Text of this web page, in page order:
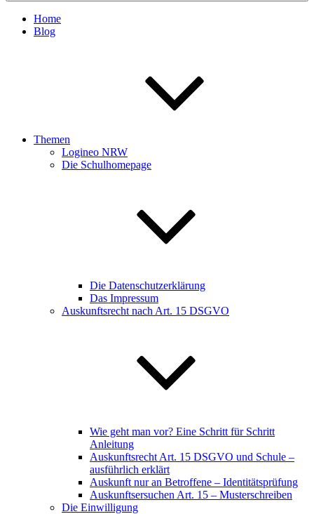
Home
Blog
Themen
Logineo NRW
Die Schulhomepage
Die Datenschutzerklärung
Das Impressum
Auskunftsrecht nach Art. 15 DSGVO
Wie geht man vor? Eine Schritt für Schritt
Anleitung
Auskunftsrecht Art. 15 DSGVO und Schule –
ausführlich erklärt
Auskunft nur an Betroffene – Identitätsprüfung
Auskunftsersuchen Art. 15 – Musterschreiben
Die Einwilligung